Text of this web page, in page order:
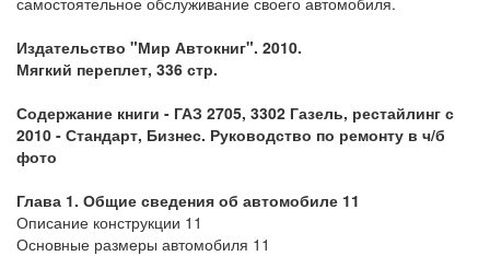
Издательство "Мир Автокниг". 2010.
Мягкий переплет, 336 стр.
Содержание книги - ГАЗ 2705, 3302 Газель, рестайлинг с
2010 - Стандарт, Бизнес. Руководство по ремонту в ч/б
фото
Глава 1. Общие сведения об автомобиле 11
Описание конструкции 11
Основные размеры автомобиля 11